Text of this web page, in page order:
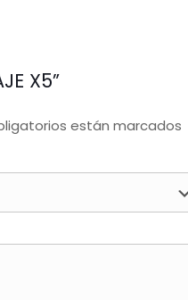
X5”
están marcados